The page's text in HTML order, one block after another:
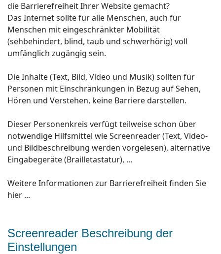
die Barrierefreiheit Ihrer Website gemacht?
Das Internet sollte für alle Menschen, auch für
Menschen mit eingeschränkter Mobilität
(sehbehindert, blind, taub und schwerhörig) voll
umfänglich zugängig sein.
Die Inhalte (Text, Bild, Video und Musik) sollten für
Personen mit Einschränkungen in Bezug auf Sehen,
Hören und Verstehen, keine Barriere darstellen.
Dieser Personenkreis verfügt teilweise schon über
notwendige Hilfsmittel wie Screenreader (Text, Video-
und Bildbeschreibung werden vorgelesen), alternative
Eingabegeräte (Brailletastatur), ...
Weitere Informationen zur Barrierefreiheit finden Sie
hier ...
Screenreader Beschreibung der
Einstellungen